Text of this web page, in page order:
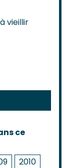
vieillir
ce
2010